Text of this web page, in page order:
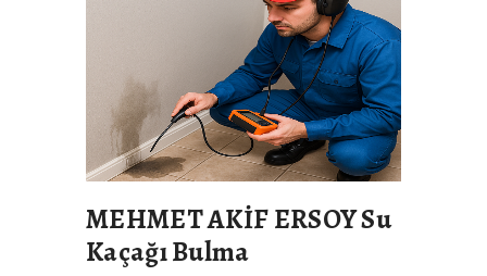
MEHMET AKİF ERSOY Su
Kaçağı Bulma